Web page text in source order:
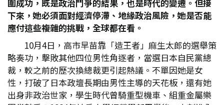
圍成功，既是政治鬥爭的結果，也是時代的變遷。但接
下來，她必須面對經濟停滯、地緣政治風險，她是否能
應付這些複雜的挑戰，全球都在看。
10月4日，高市早苗靠「造王者」麻生太郎的選舉策
略奏功，擊敗其他四位男性角逐者，當選日本自民黨總
裁，較之前的歷次換總裁更引起熱議。不單因她是女
性，打破了日本政壇長期由男性主導的天花板，還有她
出身非政治世家，學生時代曾騎重型機車、組重金屬樂